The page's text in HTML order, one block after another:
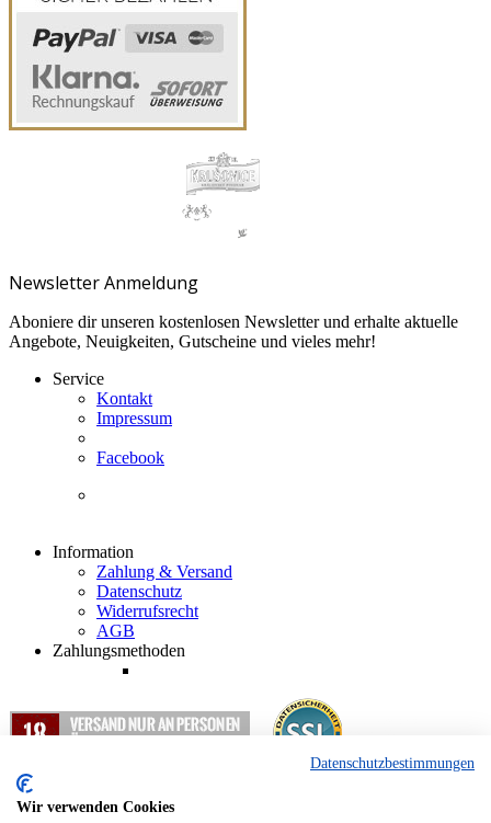
Newsletter Anmeldung
Aboniere dir unseren kostenlosen Newsletter und erhalte aktuelle
Angebote, Neuigkeiten, Gutscheine und vieles mehr!
Service
Kontakt
Impressum
Facebook
Information
Zahlung & Versand
Datenschutz
Widerrufsrecht
AGB
Zahlungsmethoden
Alle Preisangaben in EUR inkl. gesetzlicher Mehrwertsteuer und
zzgl. Versandkosten.
Datenschutzbestimmungen
Wir verwenden Cookies